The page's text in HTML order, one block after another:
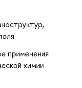
применения
химии